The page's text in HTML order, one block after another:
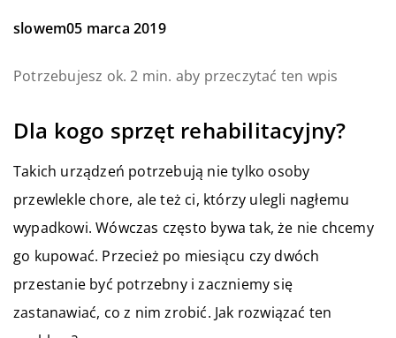
slowem05 marca 2019
Potrzebujesz ok. 2 min. aby przeczytać ten wpis
Dla kogo sprzęt rehabilitacyjny?
Takich urządzeń potrzebują nie tylko osoby
przewlekle chore, ale też ci, którzy ulegli nagłemu
wypadkowi. Wówczas często bywa tak, że nie chcemy
go kupować. Przecież po miesiącu czy dwóch
przestanie być potrzebny i zaczniemy się
zastanawiać, co z nim zrobić. Jak rozwiązać ten